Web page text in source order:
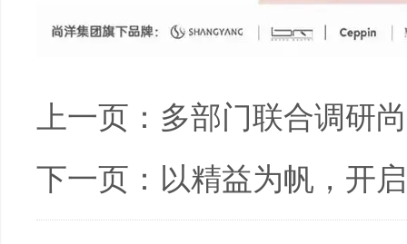
上一页： 多部门联合调研
下一页： 以精益为帆，开